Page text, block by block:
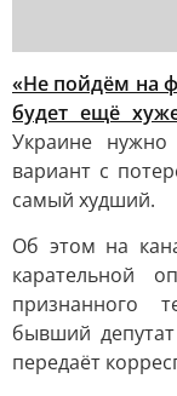
«Не пойдём на
будет ещё
Украине
вариант с
самый худший.
Об этом на
карательной
признанного
бывший
передаёт